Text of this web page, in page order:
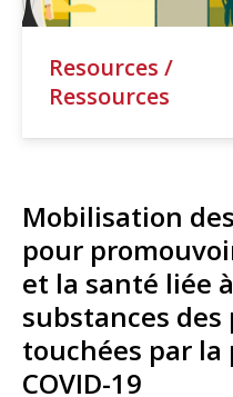
Resources /
Ressources
Mobilisation
pour
et la santé liée
substances
touchées par la
COVID-19